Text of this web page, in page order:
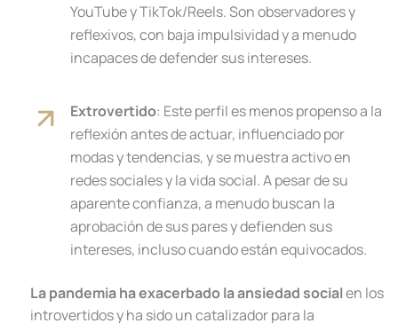
YouTube y TikTok/Reels. Son observadores y
reflexivos, con baja impulsividad y a menudo
incapaces de defender sus intereses.
Extrovertido: Este perfil es menos propenso a la
reflexión antes de actuar, influenciado por
modas y tendencias, y se muestra activo en
redes sociales y la vida social. A pesar de su
aparente confianza, a menudo buscan la
aprobación de sus pares y defienden sus
intereses, incluso cuando están equivocados.
La pandemia ha exacerbado la ansiedad socialen los
introvertidos y ha sido un catalizador para la